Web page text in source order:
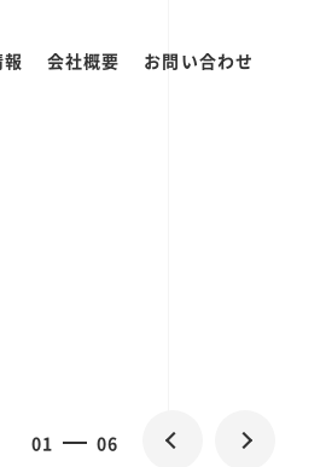
会社概要 お問い合わせ
02 06